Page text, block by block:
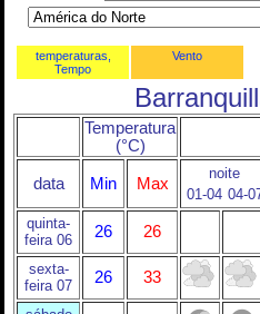
temperaturas,
Tempo
Vento
Temperatura
(°C)
data Min Max
noite
01-04 04-
quinta-
feira 06
26 26
sexta-
feira 07
26 33